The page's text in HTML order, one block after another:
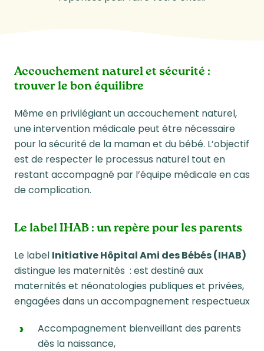
Accouchement naturel et sécurité :
trouver le bon équilibre
Même en privilégiant un accouchement naturel,
une intervention médicale peut être nécessaire
pour la sécurité de la maman et du bébé. L’objectif
est de respecter le processus naturel tout en
restant accompagné par l’équipe médicale en cas
de complication.
Le label IHAB : un repère pour les parents
Le label Initiative Hôpital Ami des Bébés (IHAB)
distingue les maternités : est destiné aux
maternités et néonatologies publiques et privées,
engagées dans un accompagnement respectueux
Accompagnement bienveillant des parents
dès la naissance,